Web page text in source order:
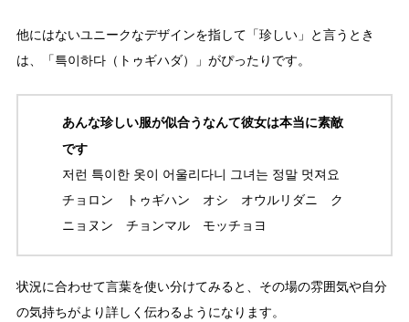
他にはないユニークなデザインを指して「珍しい」と言うとき
は、「특이하다（トゥギハダ）」がぴったりです。
あんな珍しい服が似合うなんて彼女は本当に素敵
です
저런 특이한 옷이 어울리다니 그녀는 정말 멋져요
チョロン トゥギハン オシ オウルリダニ ク
ニョヌン チョンマル モッチョヨ
状況に合わせて言葉を使い分けてみると、その場の雰囲気や自分
の気持ちがより詳しく伝わるようになります。